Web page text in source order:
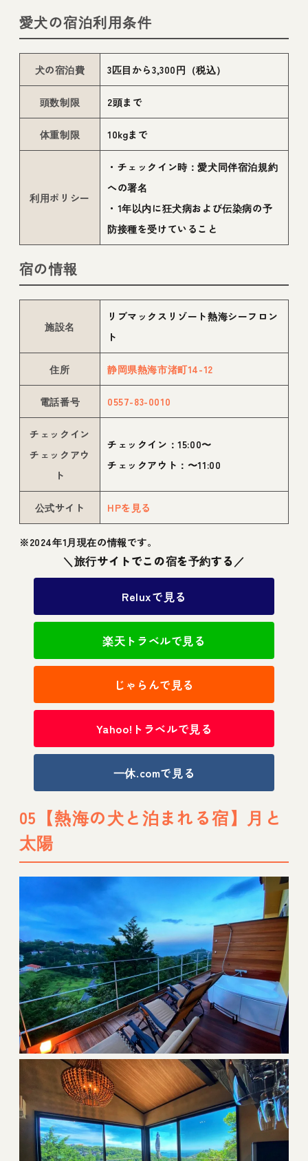
愛犬の宿泊利用条件
犬の宿泊費 3匹目から3,300円（税込）
頭数制限 2頭まで
体重制限 10kgまで
利用ポリシー
・チェックイン時：愛犬同伴宿泊規約
への署名
・1年以内に狂犬病および伝染病の予
防接種を受けていること
宿の情報
施設名
リブマックスリゾート熱海シーフロン
ト
住所 静岡県熱海市渚町14-12
電話番号 0557-83-0010
チェックイン
チェックアウ
ト
チェックイン：15:00〜
チェックアウト：〜11:00
公式サイト HPを見る
※2024年1月現在の情報です。
＼旅行サイトでこの宿を予約する／
Reluxで見る
楽天トラベルで見る
じゃらんで見る
Yahoo!トラベルで見る
一休.comで見る
05【熱海の犬と泊まれる宿】月と
太陽